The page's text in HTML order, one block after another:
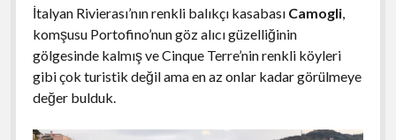
İtalyan Rivierası’nın renkli balıkçı kasabası Camogli,
komşusu Portofino’nun göz alıcı güzelliğinin
gölgesinde kalmış ve Cinque Terre’nin renkli köyleri
gibi çok turistik değil ama en az onlar kadar görülmeye
değer bulduk.